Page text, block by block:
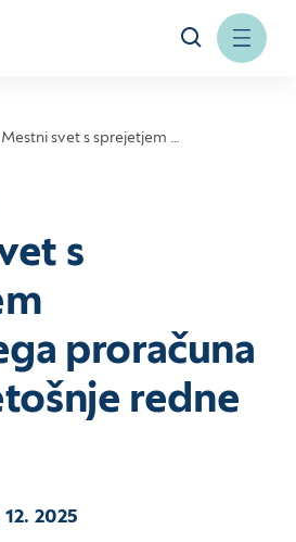
Mestni svet s sprejetjem …
s
proračuna
redne
12. 2025